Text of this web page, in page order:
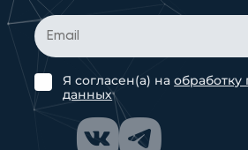
Я согласен(а) наобработку
данных